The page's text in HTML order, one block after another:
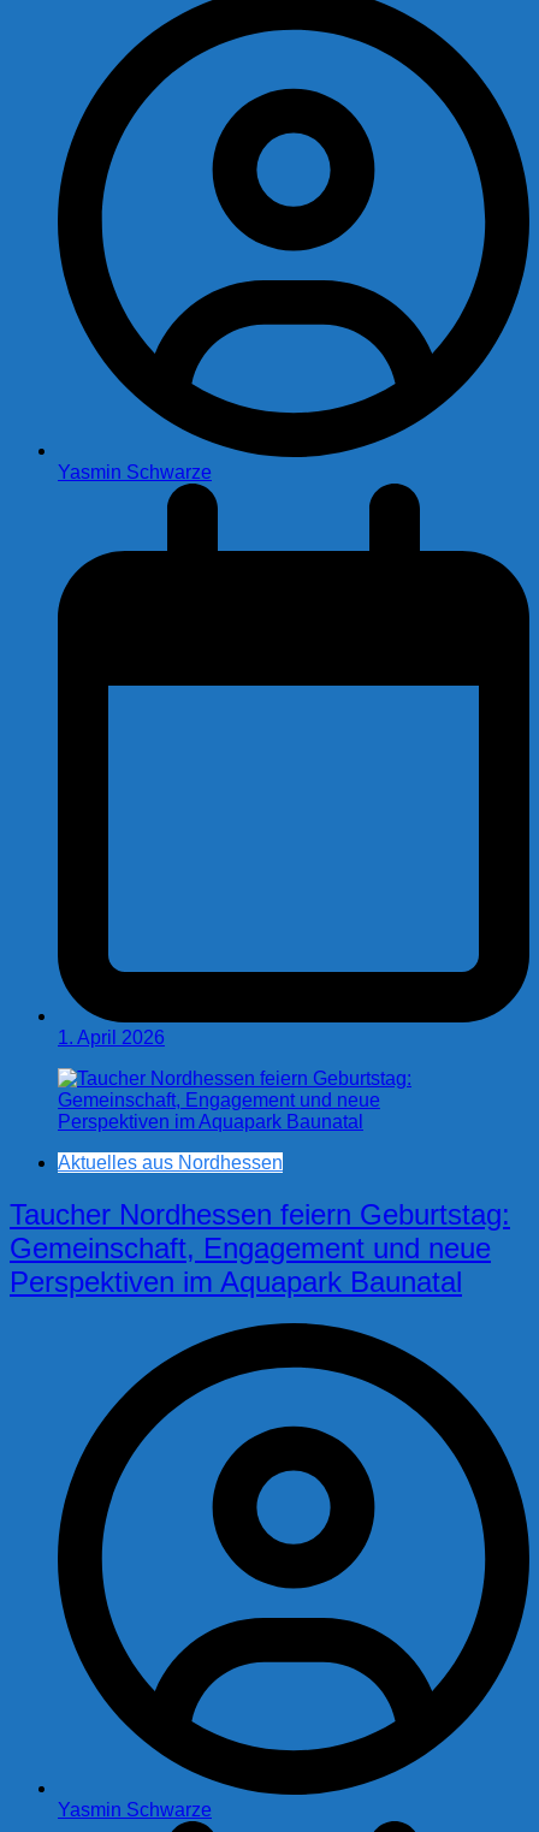
Yasmin Schwarze
1. April 2026
Aktuelles aus Nordhessen
Taucher Nordhessen feiern Geburtstag:
Gemeinschaft, Engagement und neue
Perspektiven im Aquapark Baunatal
Yasmin Schwarze